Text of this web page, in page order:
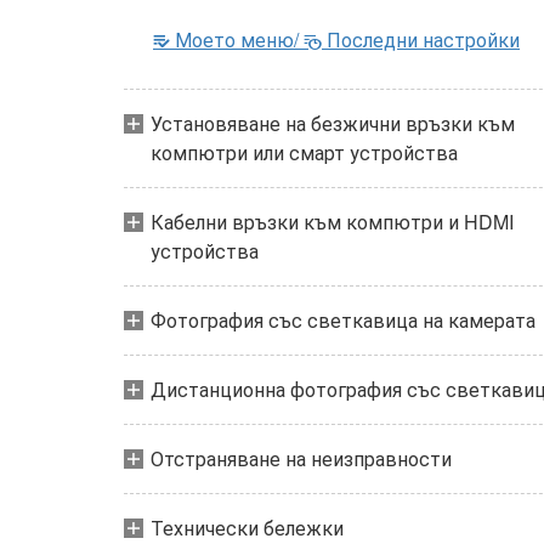
O Моето меню/m Последни настройки
Установяване на безжични връзки към
компютри или смарт устройства
Кабелни връзки към компютри и HDMI
устройства
Фотография със светкавица на камерата
Дистанционна фотография със
Отстраняване на неизправности
Технически бележки